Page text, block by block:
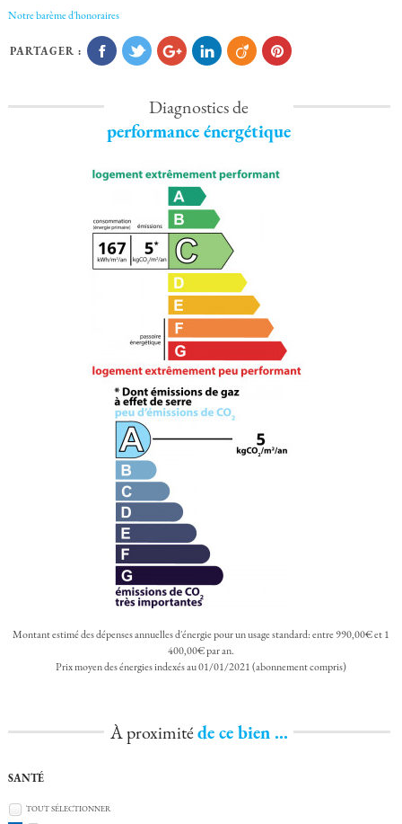
Notre barème d'honoraires
PARTAGER :
Diagnostics de
performance énergétique
Montant estimé des dépenses annuelles d'énergie pour un usage standard: entre 990,00€ et 1
400,00€ par an.
Prix moyen des énergies indexés au 01/01/2021 (abonnement compris)
À proximitéde ce bien ...
SANTÉ
TOUT SÉLECTIONNER